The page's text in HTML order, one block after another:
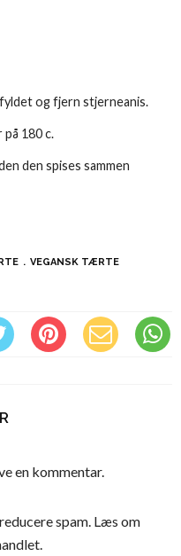
og fjern stjerneanis.
180 c.
den spises sammen
VEGANSK TÆRTE
en kommentar.
spam. Læs om